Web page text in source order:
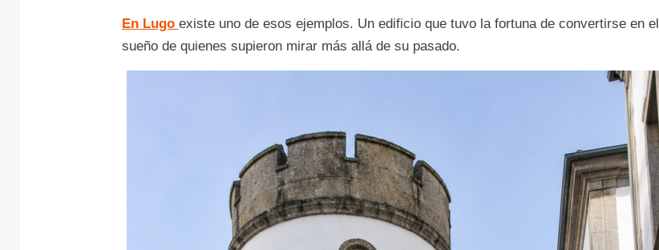
En Lugo existe uno de esos ejemplos. Un edificio que tuvo la fortuna de convertirse en el
sueño de quienes supieron mirar más allá de su pasado.